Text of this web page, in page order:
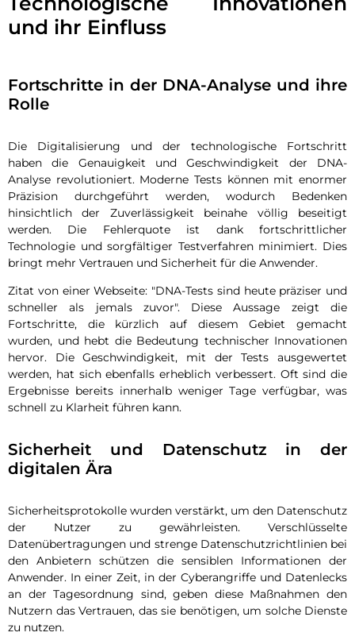
und ihr Einfluss
Fortschritte in der DNA-Analyse und ihre
Rolle
Die Digitalisierung und der technologische Fortschritt
haben die Genauigkeit und Geschwindigkeit der DNA-
Analyse revolutioniert. Moderne Tests können mit enormer
Präzision durchgeführt werden, wodurch Bedenken
hinsichtlich der Zuverlässigkeit beinahe völlig beseitigt
werden. Die Fehlerquote ist dank fortschrittlicher
Technologie und sorgfältiger Testverfahren minimiert. Dies
bringt mehr Vertrauen und Sicherheit für die Anwender.
Zitat von einer Webseite:
DNA-Tests sind heute präziser und
schneller als jemals zuvor . Diese Aussage zeigt die
Fortschritte, die kürzlich auf diesem Gebiet gemacht
wurden, und hebt die Bedeutung technischer Innovationen
hervor. Die Geschwindigkeit, mit der Tests ausgewertet
werden, hat sich ebenfalls erheblich verbessert. Oft sind die
Ergebnisse bereits innerhalb weniger Tage verfügbar, was
schnell zu Klarheit führen kann.
Sicherheit und Datenschutz in der
digitalen Ära
Sicherheitsprotokolle wurden verstärkt, um den Datenschutz
der Nutzer zu gewährleisten. Verschlüsselte
Datenübertragungen und strenge Datenschutzrichtlinien bei
den Anbietern schützen die sensiblen Informationen der
Anwender. In einer Zeit, in der Cyberangriffe und Datenlecks
an der Tagesordnung sind, geben diese Maßnahmen den
Nutzern das Vertrauen, das sie benötigen, um solche Dienste
zu nutzen.